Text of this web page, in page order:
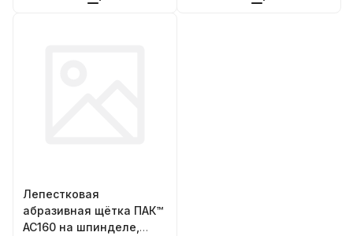
Лепестковая
абразивная щётка ПАК™
AC160 на шпинделе,